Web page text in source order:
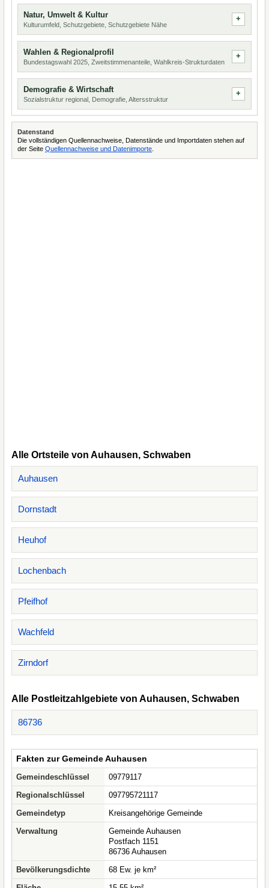
Natur, Umwelt & Kultur
Kulturumfeld, Schutzgebiete, Schutzgebiete Nähe
Wahlen & Regionalprofil
Bundestagswahl 2025, Zweitstimmenanteile, Wahlkreis-Strukturdaten
Demografie & Wirtschaft
Sozialstruktur regional, Demografie, Altersstruktur
Datenstand
Die vollständigen Quellennachweise, Datenstände und Importdaten stehen auf
der Seite Quellennachweise und Datenimporte
Alle Ortsteile von Auhausen, Schwaben
Auhausen
Dornstadt
Heuhof
Lochenbach
Pfeifhof
Wachfeld
Zirndorf
Alle Postleitzahlgebiete von Auhausen, Schwaben
86736
Fakten zur Gemeinde Auhausen
Gemeindeschlüssel
09779117
Regionalschlüssel
097795721117
Gemeindetyp
Kreisangehörige Gemeinde
Verwaltung
Gemeinde Auhausen
Postfach 1151
86736 Auhausen
Bevölkerungsdichte
68 Ew. je km²